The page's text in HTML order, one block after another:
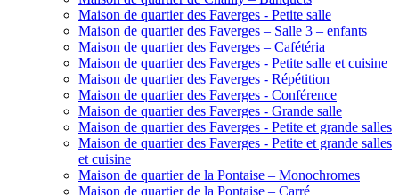
Maison de quartier des Faverges - Petite salle
Maison de quartier des Faverges – Salle 3 – enfants
Maison de quartier des Faverges – Cafétéria
Maison de quartier des Faverges - Petite salle et cuisine
Maison de quartier des Faverges - Répétition
Maison de quartier des Faverges - Conférence
Maison de quartier des Faverges - Grande salle
Maison de quartier des Faverges - Petite et grande salles
Maison de quartier des Faverges - Petite et grande salles
et cuisine
Maison de quartier de la Pontaise – Monochromes
Maison de quartier de la Pontaise – Carré